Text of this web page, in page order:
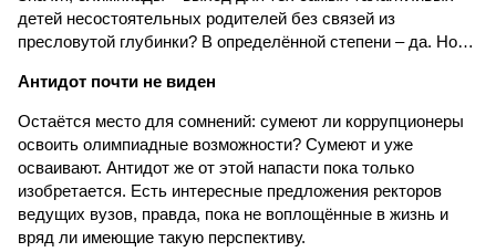
детей несостоятельных родителей без связей из
пресловутой глубинки? В определённой степени – да. Но…
Антидот почти не виден
Остаётся место для сомнений: сумеют ли коррупционеры
освоить олимпиадные возможности? Сумеют и уже
осваивают. Антидот же от этой напасти пока только
изобретается. Есть интересные предложения ректоров
ведущих вузов, правда, пока не воплощённые в жизнь и
вряд ли имеющие такую перспективу.